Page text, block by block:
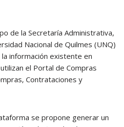
de la Secretaría Administrativa,
Nacional de Quilmes (UNQ)
información existente en
el Portal de Compras
Contrataciones y
se propone generar un